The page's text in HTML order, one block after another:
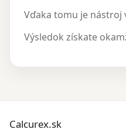
Vďaka tomu je nástroj
Výsledok získate
Calcurex.sk